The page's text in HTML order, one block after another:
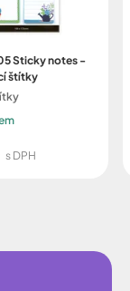
Sticky notes -
štítky
s DPH